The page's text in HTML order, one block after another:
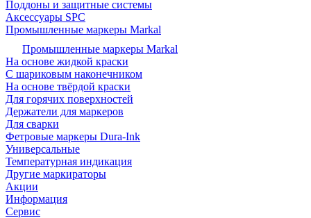
Поддоны и защитные системы
Аксессуары SPC
Промышленные маркеры Markal
Промышленные маркеры Markal
На основе жидкой краски
С шариковым наконечником
На основе твёрдой краски
Для горячих поверхностей
Держатели для маркеров
Для сварки
Фетровые маркеры Dura-Ink
Универсальные
Температурная индикация
Другие маркираторы
Акции
Информация
Сервис